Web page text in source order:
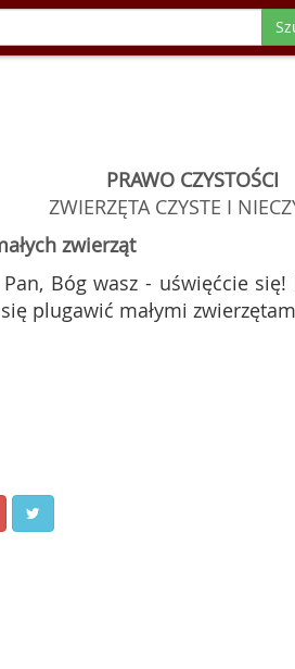
PRAWO CZYSTOŚCI
ZWIERZĘTA CZYSTE I
zwierząt
Bóg wasz - uświęćcie
plugawić małymi